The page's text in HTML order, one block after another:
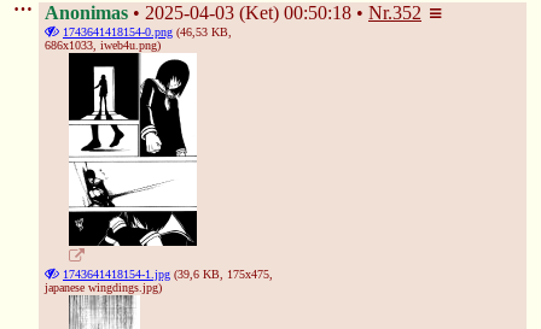
Anonimas 2025-04-03 (Ket) 00:50:18 Nr.352
1743641418154-0.png (46,53 KB,
686x1033, iweb4u.png)
1743641418154-1.jpg (39,6 KB, 175x475,
japanese wingdings.jpg)